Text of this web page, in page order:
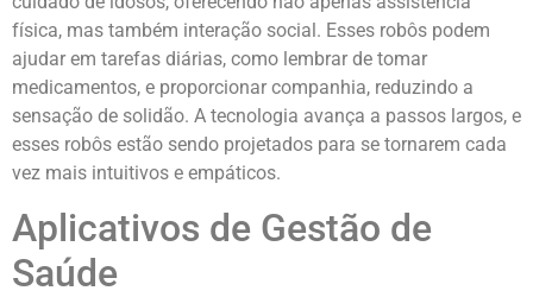
física, mas também interação social. Esses robôs podem
ajudar em tarefas diárias, como lembrar de tomar
medicamentos, e proporcionar companhia, reduzindo a
sensação de solidão. A tecnologia avança a passos largos, e
esses robôs estão sendo projetados para se tornarem cada
vez mais intuitivos e empáticos.
Aplicativos de Gestão de
Saúde